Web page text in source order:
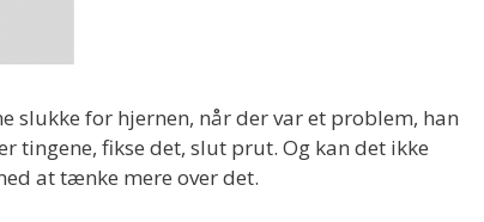
slukke for hjernen, når der var et problem, han
tingene, fikse det, slut prut. Og kan det ikke
at tænke mere over det.